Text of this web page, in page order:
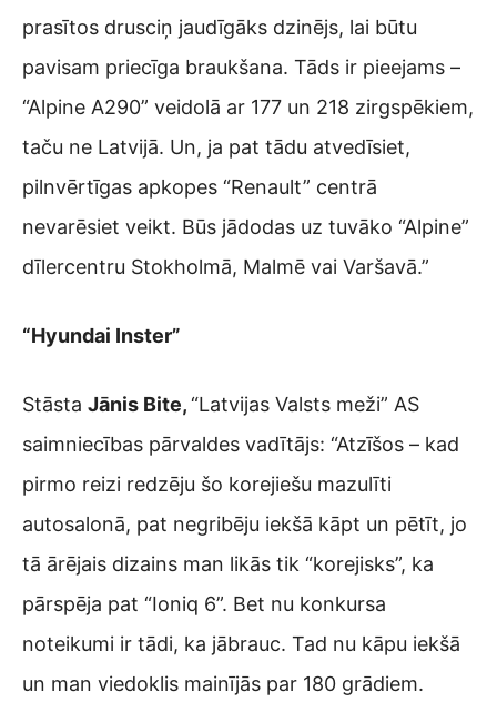
prasītos drusciņ jaudīgāks dzinējs, lai būtu
pavisam priecīga braukšana. Tāds ir pieejams –
“Alpine A290” veidolā ar 177 un 218 zirgspēkiem,
taču ne Latvijā. Un, ja pat tādu atvedīsiet,
pilnvērtīgas apkopes “Renault” centrā
nevarēsiet veikt. Būs jādodas uz tuvāko “Alpine”
dīlercentru Stokholmā, Malmē vai Varšavā.”
“Hyundai Inster”
Stāsta Jānis Bite,“Latvijas Valsts meži” AS
saimniecības pārvaldes vadītājs: “Atzīšos – kad
pirmo reizi redzēju šo korejiešu mazulīti
autosalonā, pat negribēju iekšā kāpt un pētīt, jo
tā ārējais dizains man likās tik “korejisks”, ka
pārspēja pat “Ioniq 6”. Bet nu konkursa
noteikumi ir tādi, ka jābrauc. Tad nu kāpu iekšā
un man viedoklis mainījās par 180 grādiem.